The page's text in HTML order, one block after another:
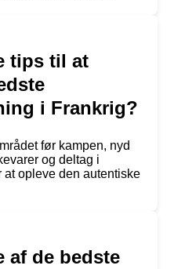
tips til at
i Frankrig?
før kampen, nyd
og deltag i
at opleve den autentiske
af de bedste